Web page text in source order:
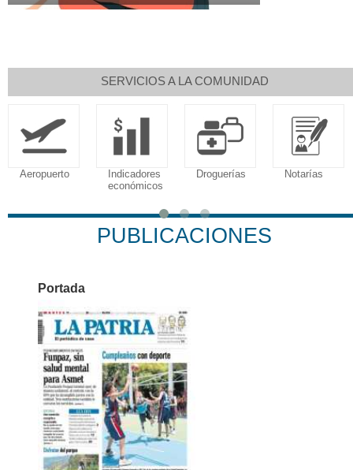
SERVICIOS A LA COMUNIDAD
Aeropuerto
Indicadores
económicos
Droguerías Notarías
PUBLICACIONES
Portada